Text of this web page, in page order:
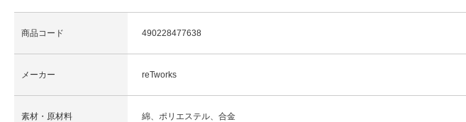
商品コード 490228477638
メーカー reTworks
素材・原材料 綿、ポリエステル、合金